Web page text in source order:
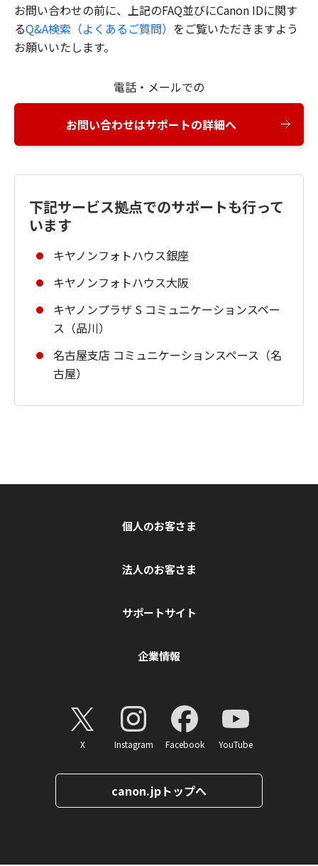
お問い合わせの前に、上記のFAQ並びにCanon IDに関す
るQ&A検索（よくあるご質問） をご覧いただきますよう
お願いいたします。
電話・メールでの
お問い合わせはサポートの詳細へ
下記サービス拠点でのサポートも行って
います
キヤノンフォトハウス銀座
キヤノンフォトハウス大阪
キヤノンプラザ S コミュニケーションスペー
ス（品川）
名古屋支店 コミュニケーションスペース（名
古屋）
個人のお客さま
法人のお客さま
サポートサイト
企業情報
X Instagram Facebook YouTube
canon.jpトップへ